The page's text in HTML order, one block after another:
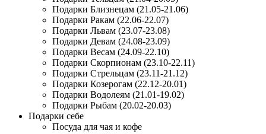
Подарки Близнецам (21.05-21.06)
Подарки Ракам (22.06-22.07)
Подарки Львам (23.07-23.08)
Подарки Девам (24.08-23.09)
Подарки Весам (24.09-22.10)
Подарки Скорпионам (23.10-22.11)
Подарки Стрельцам (23.11-21.12)
Подарки Козерогам (22.12-20.01)
Подарки Водолеям (21.01-19.02)
Подарки Рыбам (20.02-20.03)
Подарки себе
Посуда для чая и кофе